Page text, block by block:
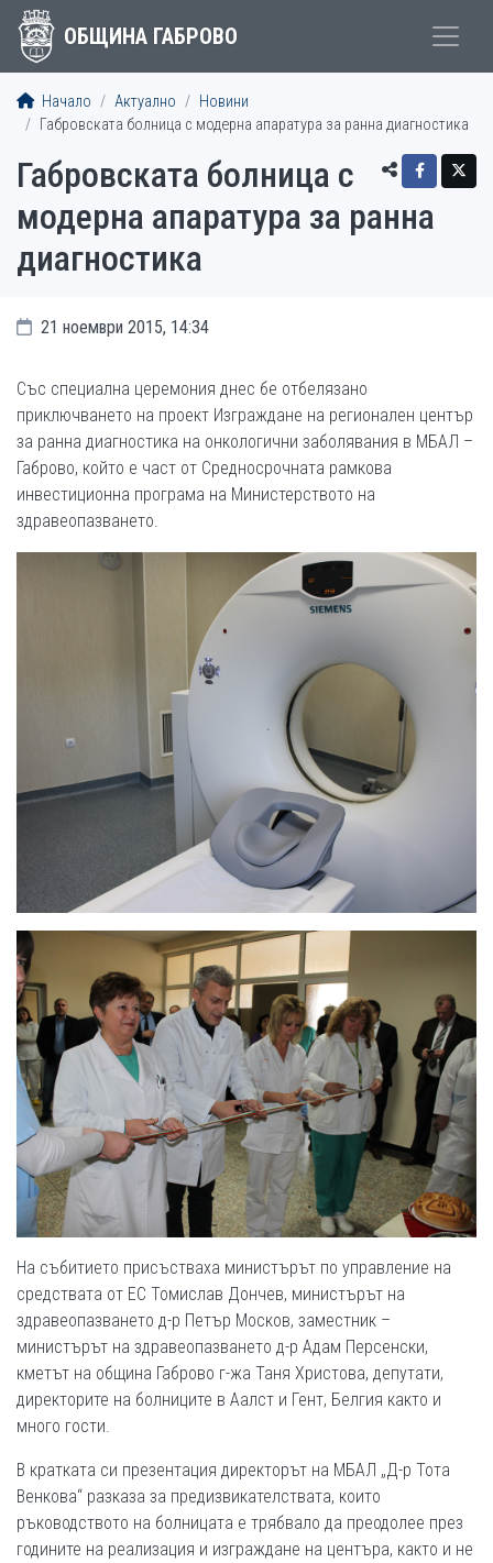
ОБЩИНА ГАБРОВО
Начало Актуално
Новини
Габровската болница с модерна апаратура за ранна диагностика
Габровската болница с
модерна апаратура за ранна
диагностика
21 ноември 2015, 14:34
Със специална церемония днес бе отбелязано
приключването на проект Изграждане на регионален център
за ранна диагностика на онкологични заболявания в МБАЛ –
Габрово, който е част от Средносрочната рамкова
инвестиционна програма на Министерството на
здравеопазването.
На събитието присъстваха министърът по управление на
средствата от ЕС Томислав Дончев, министърът на
здравеопазването д-р Петър Москов, заместник –
министърът на здравеопазването д-р Адам Персенски,
кметът на община Габрово г-жа Таня Христова, депутати,
директорите на болниците в Аалст и Гент, Белгия както и
много гости.
В кратката си презентация директорът на МБАЛ „Д-р Тота
Венкова“ разказа за предизвикателствата, които
ръководството на болницата е трябвало да преодолее през
годините на реализация и изграждане на центъра, както и не